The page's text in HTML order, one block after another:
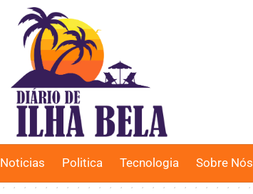
Noticias Politica Tecnologia Sobre Nós